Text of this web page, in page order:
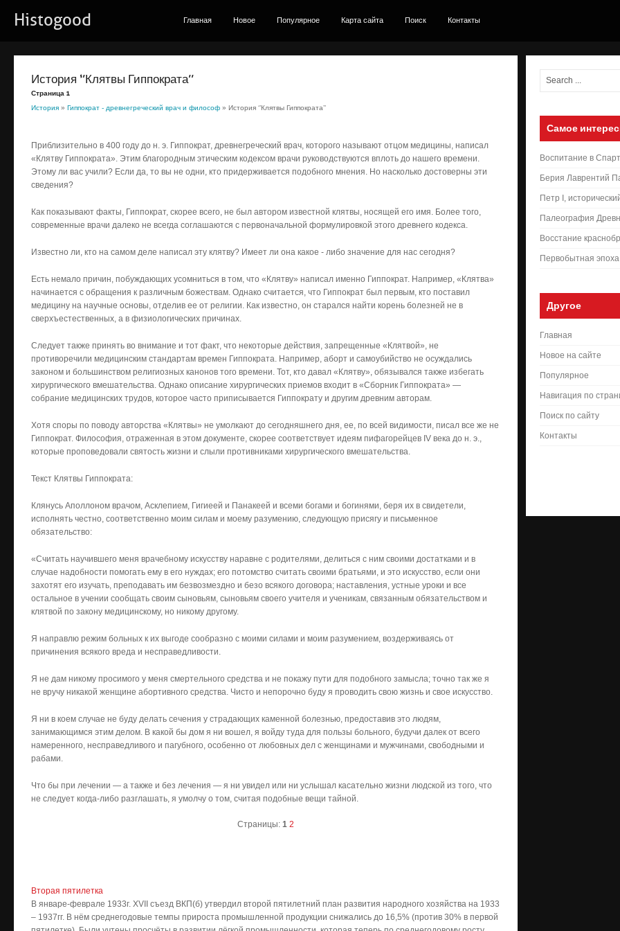
Histogood Главная Новое Популярное Карта сайта Поиск Контакты
История ‘’Клятвы Гиппократа’’
Страница 1
История » Гиппократ - древнегреческий врач и философ » История ‘’Клятвы Гиппократа’’
Приблизительно в 400 году до н. э. Гиппократ, древнегреческий врач, которого называют отцом медицины, написал
«Клятву Гиппократа». Этим благородным этическим кодексом врачи руководствуются вплоть до нашего времени.
Этому ли вас учили? Если да, то вы не одни, кто придерживается подобного мнения. Но насколько достоверны эти
сведения?
Как показывают факты, Гиппократ, скорее всего, не был автором известной клятвы, носящей его имя. Более того,
современные врачи далеко не всегда соглашаются с первоначальной формулировкой этого древнего кодекса.
Известно ли, кто на самом деле написал эту клятву? Имеет ли она какое - либо значение для нас сегодня?
Есть немало причин, побуждающих усомниться в том, что «Клятву» написал именно Гиппократ. Например, «Клятва»
начинается с обращения к различным божествам. Однако считается, что Гиппократ был первым, кто поставил
медицину на научные основы, отделив ее от религии. Как известно, он старался найти корень болезней не в
сверхъестественных, а в физиологических причинах.
Следует также принять во внимание и тот факт, что некоторые действия, запрещенные «Клятвой», не
противоречили медицинским стандартам времен Гиппократа. Например, аборт и самоубийство не осуждались
законом и большинством религиозных канонов того времени. Тот, кто давал «Клятву», обязывался также избегать
хирургического вмешательства. Однако описание хирургических приемов входит в «Сборник Гиппократа» —
собрание медицинских трудов, которое часто приписывается Гиппократу и другим древним авторам.
Хотя споры по поводу авторства «Клятвы» не умолкают до сегодняшнего дня, ее, по всей видимости, писал все же не
Гиппократ. Философия, отраженная в этом документе, скорее соответствует идеям пифагорейцев IV века до н. э.,
которые проповедовали святость жизни и слыли противниками хирургического вмешательства.
Текст Клятвы Гиппократа:
Клянусь Аполлоном врачом, Асклепием, Гигиеей и Панакеей и всеми богами и богинями, беря их в свидетели,
исполнять честно, соответственно моим силам и моему разумению, следующую присягу и письменное
обязательство:
«Считать научившего меня врачебному искусству наравне с родителями, делиться с ним своими достатками и в
случае надобности помогать ему в его нуждах; его потомство считать своими братьями, и это искусство, если они
захотят его изучать, преподавать им безвозмездно и безо всякого договора; наставления, устные уроки и все
остальное в учении сообщать своим сыновьям, сыновьям своего учителя и ученикам, связанным обязательством и
клятвой по закону медицинскому, но никому другому.
Я направлю режим больных к их выгоде сообразно с моими силами и моим разумением, воздерживаясь от
причинения всякого вреда и несправедливости.
Я не дам никому просимого у меня смертельного средства и не покажу пути для подобного замысла; точно так же я
не вручу никакой женщине абортивного средства. Чисто и непорочно буду я проводить свою жизнь и свое искусство.
Я ни в коем случае не буду делать сечения у страдающих каменной болезнью, предоставив это людям,
занимающимся этим делом. В какой бы дом я ни вошел, я войду туда для пользы больного, будучи далек от всего
намеренного, несправедливого и пагубного, особенно от любовных дел с женщинами и мужчинами, свободными и
рабами.
Что бы при лечении — а также и без лечения — я ни увидел или ни услышал касательно жизни людской из того, что
не следует когда-либо разглашать, я умолчу о том, считая подобные вещи тайной.
Страницы: 1 2
Вторая пятилетка
В январе-феврале 1933г. XVII съезд ВКП(б) утвердил второй пятилетний план развития народного хозяйства на 1933
– 1937гг. В нём среднегодовые темпы прироста промышленной продукции снижались до 16,5% (против 30% в первой
Самое
Воспитание в
Берия Лаврентий
Петр I,
Палеография
Восстание
Первобытная
Другое
Главная
Новое на сайте
Популярное
Навигация по
Поиск по сайту
Контакты